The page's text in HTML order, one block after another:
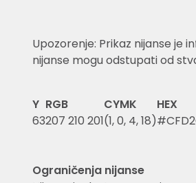
Upozorenje: Prikaz nijanse je
nijanse mogu odstupati od
Y
63
RGB
207 210 201
CYMK
(1, 0, 4, 18)
HEX
Ograničenja nijanse